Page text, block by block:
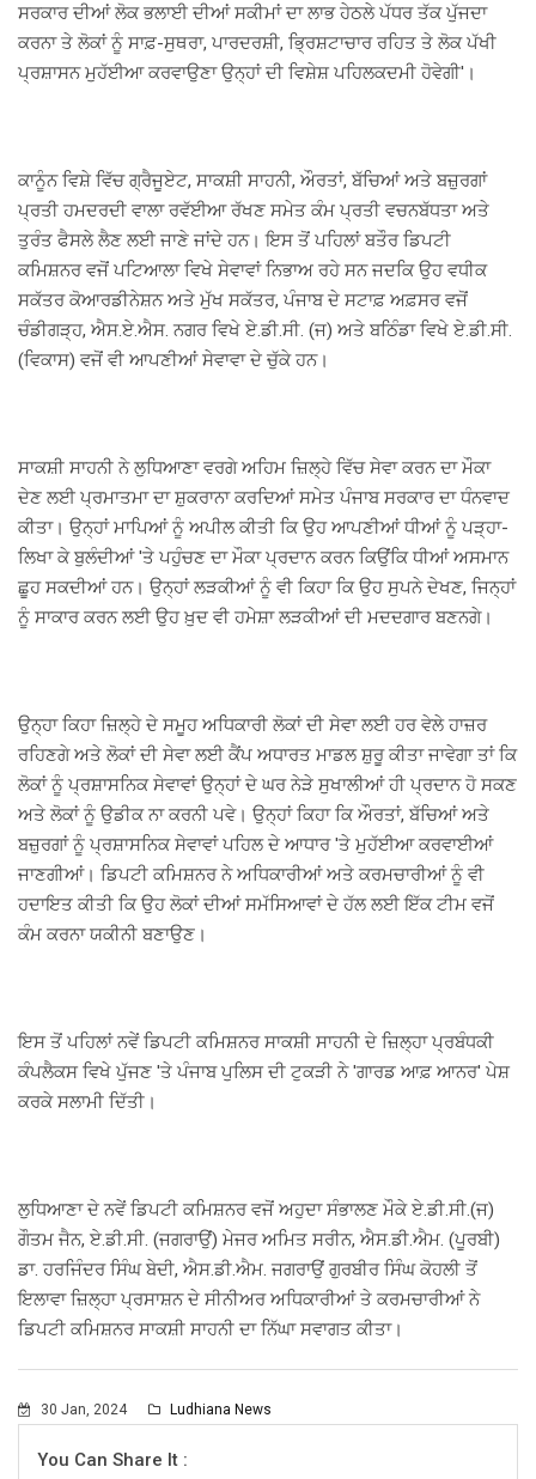
ਸਰਕਾਰ ਦੀਆਂ ਲੋਕ ਭਲਾਈ ਦੀਆਂ ਸਕੀਮਾਂ ਦਾ ਲਾਭ ਹੇਠਲੇ ਪੱਧਰ ਤੱਕ ਪੁੱਜਦਾ
ਕਰਨਾ ਤੇ ਲੋਕਾਂ ਨੂੰ ਸਾਫ਼-ਸੁਥਰਾ, ਪਾਰਦਰਸ਼ੀ, ਭ੍ਰਿਸ਼ਟਾਚਾਰ ਰਹਿਤ ਤੇ ਲੋਕ ਪੱਖੀ
ਪ੍ਰਸ਼ਾਸਨ ਮੁਹੱਈਆ ਕਰਵਾਉਣਾ ਉਨ੍ਹਾਂ ਦੀ ਵਿਸ਼ੇਸ਼ ਪਹਿਲਕਦਮੀ ਹੋਵੇਗੀ'।
ਕਾਨੂੰਨ ਵਿਸ਼ੇ ਵਿੱਚ ਗ੍ਰੈਜੂਏਟ, ਸਾਕਸ਼ੀ ਸਾਹਨੀ, ਔਰਤਾਂ, ਬੱਚਿਆਂ ਅਤੇ ਬਜ਼ੁਰਗਾਂ
ਪ੍ਰਤੀ ਹਮਦਰਦੀ ਵਾਲਾ ਰਵੱਈਆ ਰੱਖਣ ਸਮੇਤ ਕੰਮ ਪ੍ਰਤੀ ਵਚਨਬੱਧਤਾ ਅਤੇ
ਤੁਰੰਤ ਫੈਸਲੇ ਲੈਣ ਲਈ ਜਾਣੇ ਜਾਂਦੇ ਹਨ। ਇਸ ਤੋਂ ਪਹਿਲਾਂ ਬਤੌਰ ਡਿਪਟੀ
ਕਮਿਸ਼ਨਰ ਵਜੋਂ ਪਟਿਆਲਾ ਵਿਖੇ ਸੇਵਾਵਾਂ ਨਿਭਾਅ ਰਹੇ ਸਨ ਜਦਕਿ ਉਹ ਵਧੀਕ
ਸਕੱਤਰ ਕੋਆਰਡੀਨੇਸ਼ਨ ਅਤੇ ਮੁੱਖ ਸਕੱਤਰ, ਪੰਜਾਬ ਦੇ ਸਟਾਫ਼ ਅਫ਼ਸਰ ਵਜੋਂ
ਚੰਡੀਗੜ੍ਹ, ਐਸ.ਏ.ਐਸ. ਨਗਰ ਵਿਖੇ ਏ.ਡੀ.ਸੀ. (ਜ) ਅਤੇ ਬਠਿੰਡਾ ਵਿਖੇ ਏ.ਡੀ.ਸੀ.
(ਵਿਕਾਸ) ਵਜੋਂ ਵੀ ਆਪਣੀਆਂ ਸੇਵਾਵਾ ਦੇ ਚੁੱਕੇ ਹਨ।
ਸਾਕਸ਼ੀ ਸਾਹਨੀ ਨੇ ਲੁਧਿਆਣਾ ਵਰਗੇ ਅਹਿਮ ਜ਼ਿਲ੍ਹੇ ਵਿੱਚ ਸੇਵਾ ਕਰਨ ਦਾ ਮੌਕਾ
ਦੇਣ ਲਈ ਪ੍ਰਮਾਤਮਾ ਦਾ ਸ਼ੁਕਰਾਨਾ ਕਰਦਿਆਂ ਸਮੇਤ ਪੰਜਾਬ ਸਰਕਾਰ ਦਾ ਧੰਨਵਾਦ
ਕੀਤਾ। ਉਨ੍ਹਾਂ ਮਾਪਿਆਂ ਨੂੰ ਅਪੀਲ ਕੀਤੀ ਕਿ ਉਹ ਆਪਣੀਆਂ ਧੀਆਂ ਨੂੰ ਪੜ੍ਹਾ-
ਲਿਖਾ ਕੇ ਬੁਲੰਦੀਆਂ 'ਤੇ ਪਹੁੰਚਣ ਦਾ ਮੌਕਾ ਪ੍ਰਦਾਨ ਕਰਨ ਕਿਉਂਕਿ ਧੀਆਂ ਅਸਮਾਨ
ਛੂਹ ਸਕਦੀਆਂ ਹਨ। ਉਨ੍ਹਾਂ ਲੜਕੀਆਂ ਨੂੰ ਵੀ ਕਿਹਾ ਕਿ ਉਹ ਸੁਪਨੇ ਦੇਖਣ, ਜਿਨ੍ਹਾਂ
ਨੂੰ ਸਾਕਾਰ ਕਰਨ ਲਈ ਉਹ ਖ਼ੁਦ ਵੀ ਹਮੇਸ਼ਾ ਲੜਕੀਆਂ ਦੀ ਮਦਦਗਾਰ ਬਣਨਗੇ।
ਉਨ੍ਹਾ ਕਿਹਾ ਜ਼ਿਲ੍ਹੇ ਦੇ ਸਮੂਹ ਅਧਿਕਾਰੀ ਲੋਕਾਂ ਦੀ ਸੇਵਾ ਲਈ ਹਰ ਵੇਲੇ ਹਾਜ਼ਰ
ਰਹਿਣਗੇ ਅਤੇ ਲੋਕਾਂ ਦੀ ਸੇਵਾ ਲਈ ਕੈਂਪ ਅਧਾਰਤ ਮਾਡਲ ਸ਼ੁਰੂ ਕੀਤਾ ਜਾਵੇਗਾ ਤਾਂ ਕਿ
ਲੋਕਾਂ ਨੂੰ ਪ੍ਰਸ਼ਾਸਨਿਕ ਸੇਵਾਵਾਂ ਉਨ੍ਹਾਂ ਦੇ ਘਰ ਨੇੜੇ ਸੁਖਾਲੀਆਂ ਹੀ ਪ੍ਰਦਾਨ ਹੋ ਸਕਣ
ਅਤੇ ਲੋਕਾਂ ਨੂੰ ਉਡੀਕ ਨਾ ਕਰਨੀ ਪਵੇ। ਉਨ੍ਹਾਂ ਕਿਹਾ ਕਿ ਔਰਤਾਂ, ਬੱਚਿਆਂ ਅਤੇ
ਬਜ਼ੁਰਗਾਂ ਨੂੰ ਪ੍ਰਸ਼ਾਸਨਿਕ ਸੇਵਾਵਾਂ ਪਹਿਲ ਦੇ ਆਧਾਰ 'ਤੇ ਮੁਹੱਈਆ ਕਰਵਾਈਆਂ
ਜਾਣਗੀਆਂ। ਡਿਪਟੀ ਕਮਿਸ਼ਨਰ ਨੇ ਅਧਿਕਾਰੀਆਂ ਅਤੇ ਕਰਮਚਾਰੀਆਂ ਨੂੰ ਵੀ
ਹਦਾਇਤ ਕੀਤੀ ਕਿ ਉਹ ਲੋਕਾਂ ਦੀਆਂ ਸਮੱਸਿਆਵਾਂ ਦੇ ਹੱਲ ਲਈ ਇੱਕ ਟੀਮ ਵਜੋਂ
ਕੰਮ ਕਰਨਾ ਯਕੀਨੀ ਬਣਾਉਣ।
ਇਸ ਤੋਂ ਪਹਿਲਾਂ ਨਵੇਂ ਡਿਪਟੀ ਕਮਿਸ਼ਨਰ ਸਾਕਸ਼ੀ ਸਾਹਨੀ ਦੇ ਜ਼ਿਲ੍ਹਾ ਪ੍ਰਬੰਧਕੀ
ਕੰਪਲੈਕਸ ਵਿਖੇ ਪੁੱਜਣ 'ਤੇ ਪੰਜਾਬ ਪੁਲਿਸ ਦੀ ਟੁਕੜੀ ਨੇ 'ਗਾਰਡ ਆਫ਼ ਆਨਰ' ਪੇਸ਼
ਕਰਕੇ ਸਲਾਮੀ ਦਿੱਤੀ।
ਲੁਧਿਆਣਾ ਦੇ ਨਵੇਂ ਡਿਪਟੀ ਕਮਿਸ਼ਨਰ ਵਜੋਂ ਅਹੁਦਾ ਸੰਭਾਲਣ ਮੌਕੇ ਏ.ਡੀ.ਸੀ.(ਜ)
ਗੌਤਮ ਜੈਨ, ਏ.ਡੀ.ਸੀ. (ਜਗਰਾਉਂ) ਮੇਜਰ ਅਮਿਤ ਸਰੀਨ, ਐਸ.ਡੀ.ਐਮ. (ਪੂਰਬੀ)
ਡਾ. ਹਰਜਿੰਦਰ ਸਿੰਘ ਬੇਦੀ, ਐਸ.ਡੀ.ਐਮ. ਜਗਰਾਉਂ ਗੁਰਬੀਰ ਸਿੰਘ ਕੋਹਲੀ ਤੋਂ
ਇਲਾਵਾ ਜ਼ਿਲ੍ਹਾ ਪ੍ਰਸਾਸ਼ਨ ਦੇ ਸੀਨੀਅਰ ਅਧਿਕਾਰੀਆਂ ਤੇ ਕਰਮਚਾਰੀਆਂ ਨੇ
ਡਿਪਟੀ ਕਮਿਸ਼ਨਰ ਸਾਕਸ਼ੀ ਸਾਹਨੀ ਦਾ ਨਿੱਘਾ ਸਵਾਗਤ ਕੀਤਾ।
30 Jan, 2024 Ludhiana News
You Can Share It :